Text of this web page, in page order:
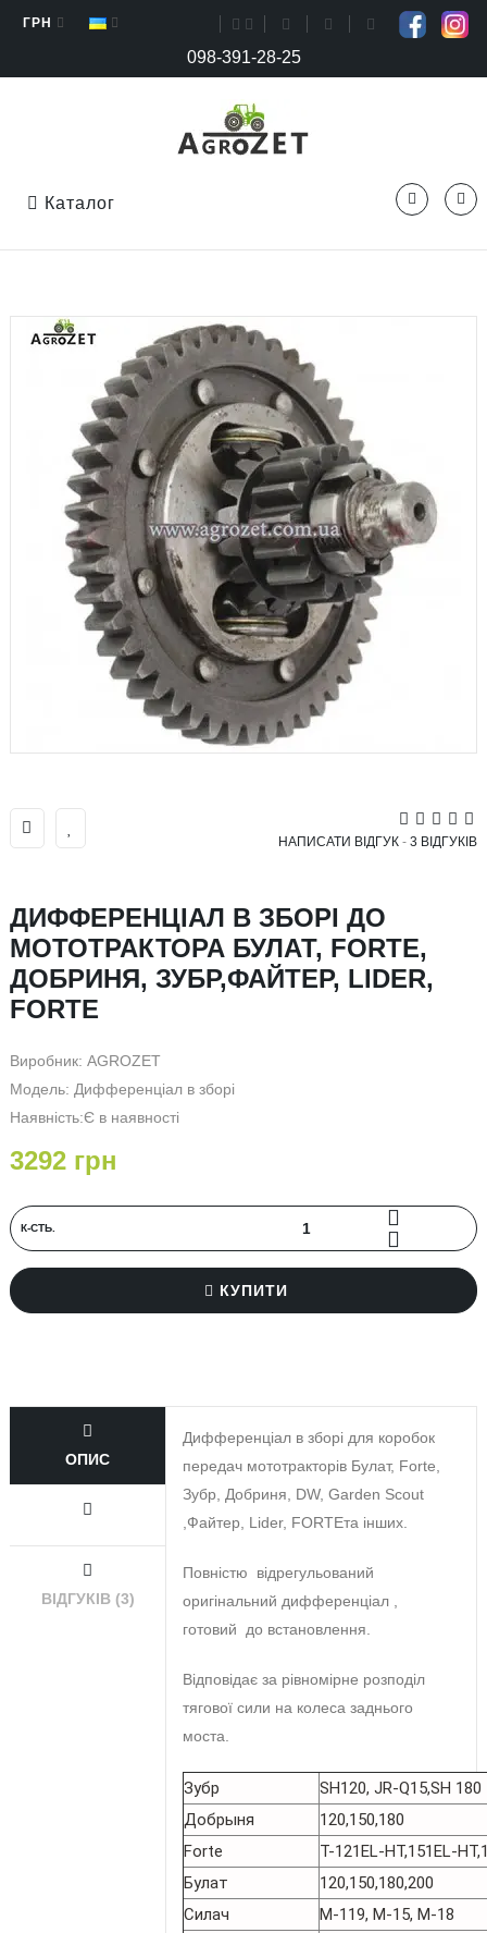
ГРН
098-391-28-25
Каталог
НАПИСАТИ ВІДГУК - 3 ВІДГУКІВ
ДИФФЕРЕНЦІАЛ В ЗБОРІ ДО
МОТОТРАКТОРА БУЛАТ, FORTE,
ДОБРИНЯ, ЗУБР,ФАЙТЕР, LIDER,
FORTE
Виробник: AGROZET
Модель: Дифференціал в зборі
Наявність:Є в наявності
3292 грн
К‐СТЬ.
КУПИТИ
ОПИС
ВІДГУКІВ (3)
Дифференціал в зборі для коробок
передач мототракторів Булат, Forte,
Зубр, Добриня, DW, Garden Scout
,Файтер, Lider, FORTEта інших.
Повністю відрегульований
оригінальний дифференціал ,
готовий до встановлення.
Відповідає за рівномірне розподіл
тягової сили на колеса заднього
моста.
Зубр
SH120, JR-Q15,SH 180
Добрыня
120,150,180
Forte
T-121EL-HT,151EL-
Булат
120,150,180,200
Силач
М-119, М-15, M-18